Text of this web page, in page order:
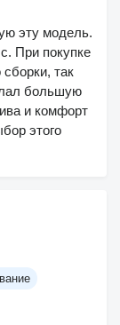
эту модель.
При покупке
так
большую
и комфорт
этого